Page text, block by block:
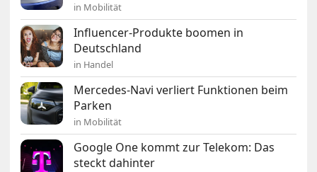
in Mobilität
Influencer-Produkte boomen in
Deutschland
in Handel
Mercedes-Navi verliert Funktionen beim
Parken
in Mobilität
Google One kommt zur Telekom: Das
steckt dahinter